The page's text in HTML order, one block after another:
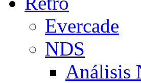
Evercade
NDS
Análisis